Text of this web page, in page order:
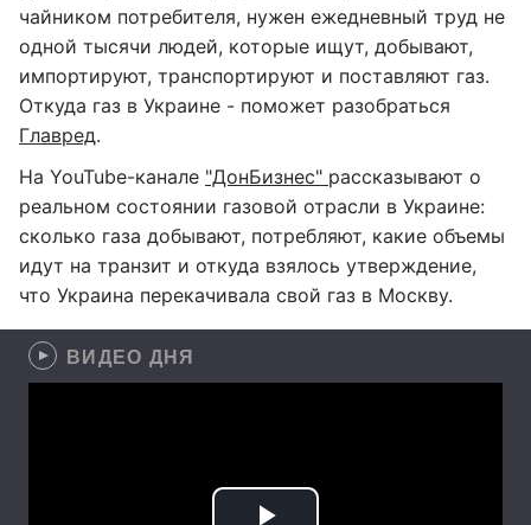
чайником потребителя, нужен ежедневный труд не
одной тысячи людей, которые ищут, добывают,
импортируют, транспортируют и поставляют газ.
Откуда газ в Украине - поможет разобраться
Главред.
На YouTube-канале "ДонБизнес" рассказывают о
реальном состоянии газовой отрасли в Украине:
сколько газа добывают, потребляют, какие объемы
идут на транзит и откуда взялось утверждение,
что Украина перекачивала свой газ в Москву.
ВИДЕО ДНЯ